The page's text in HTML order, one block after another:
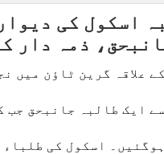
اسکول کی
ذمہ دار
کے علاقہ گرین ٹاؤن میں
ایک طالبہ جانبحق جب
اسکول کی